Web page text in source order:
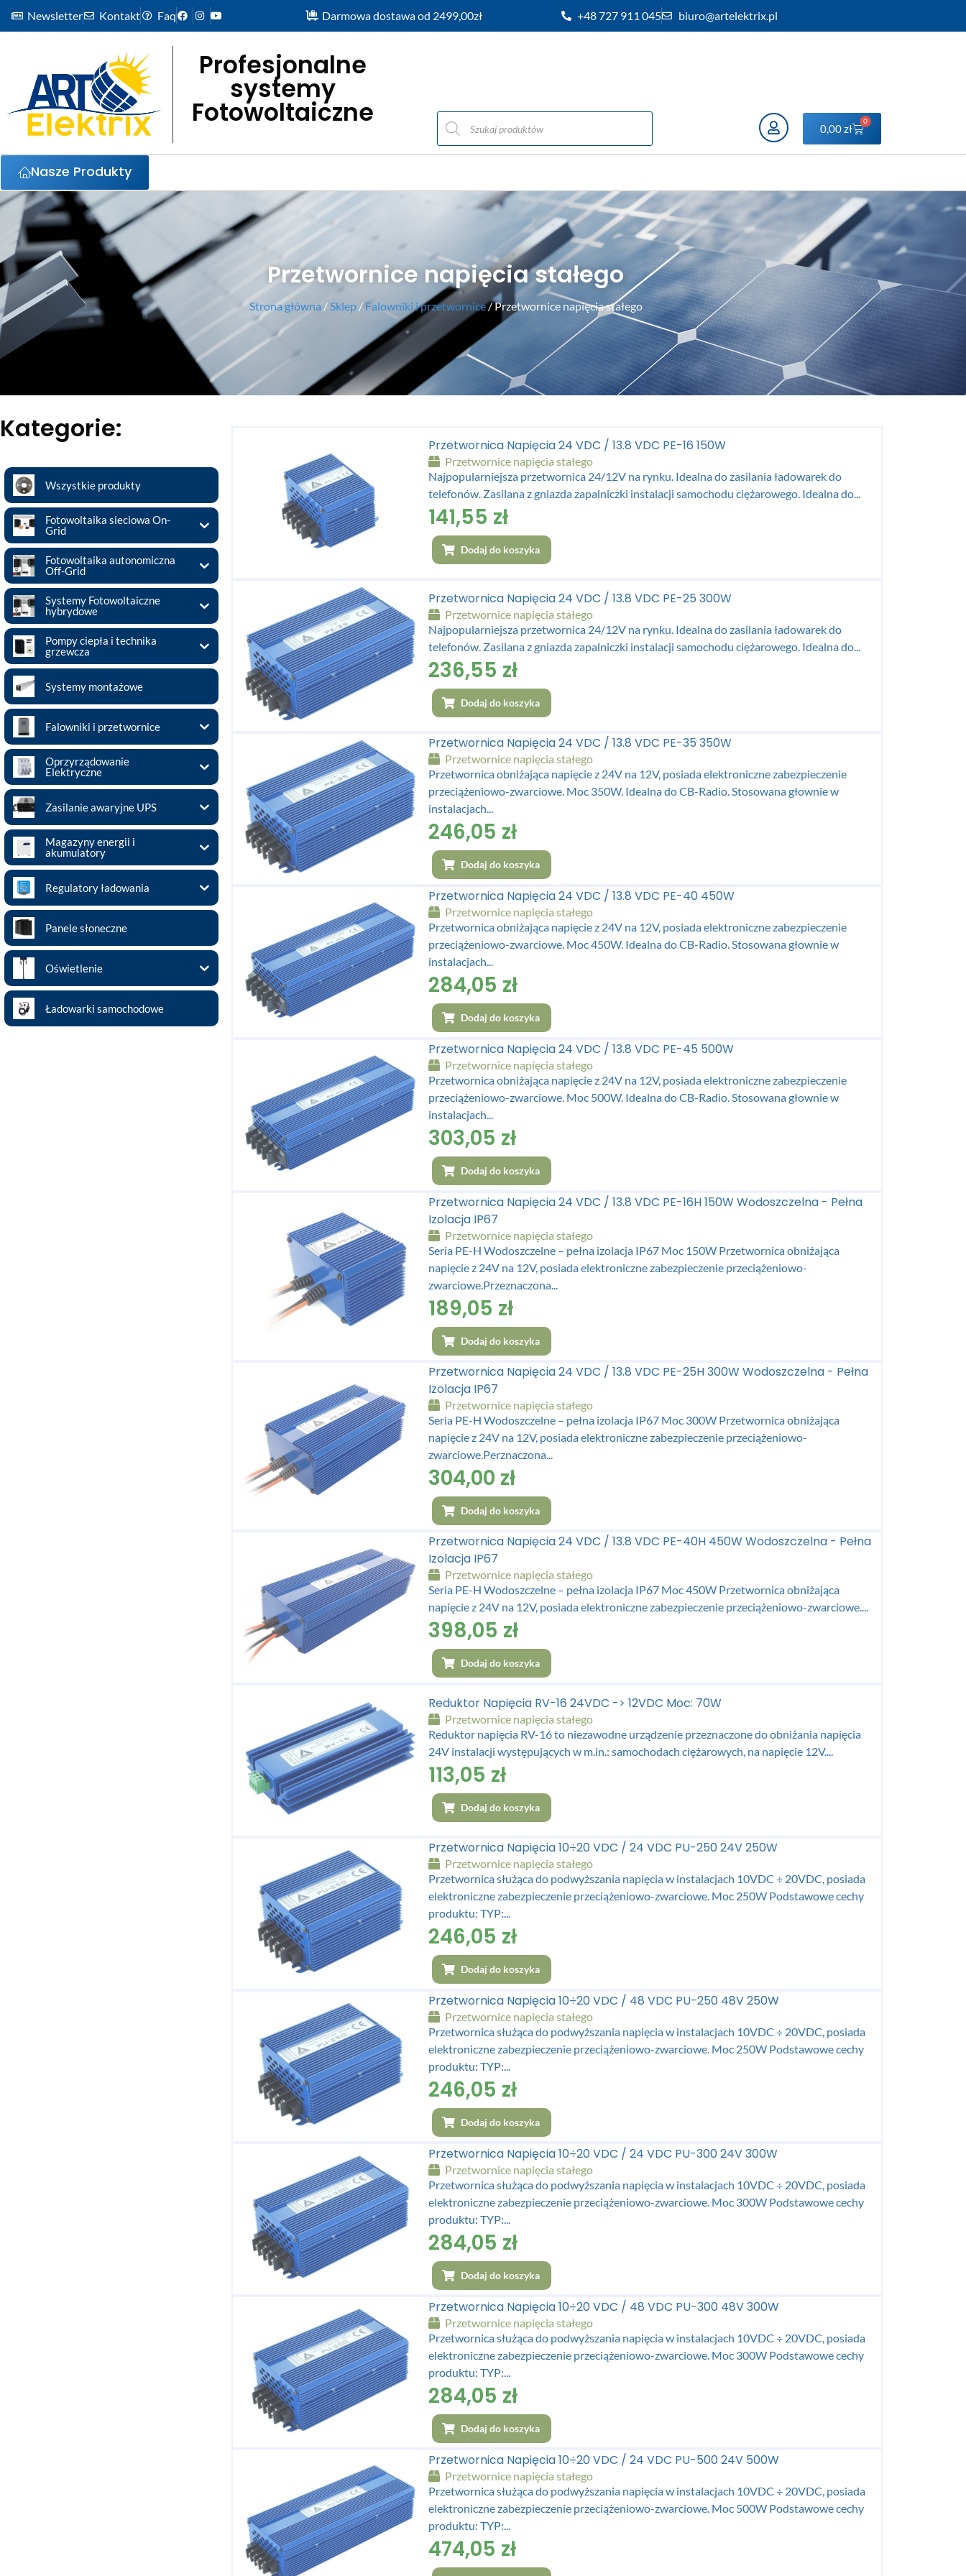
Newsletter Kontakt Faq Darmowa dostawa od 2499,00zł +48 727 911 045 biuro@artelektrix.pl
Profesjonalne
systemy
Fotowoltaiczne 0,00zł
0
Nasze Produkty
Przetwornice napięcia stałego
Strona główna/Sklep/ Falowniki i przetwornice/ Przetwornice napięcia stałego
Kategorie:
Wszystkie produkty
Fotowoltaika sieciowa On-
Grid
Fotowoltaika autonomiczna
Off-Grid
Systemy Fotowoltaiczne
hybrydowe
Pompy ciepła i technika
grzewcza
Systemy montażowe
Falowniki i przetwornice
Oprzyrządowanie
Elektryczne
Zasilanie awaryjne UPS
Magazyny energii i
akumulatory
Regulatory ładowania
Panele słoneczne
Oświetlenie
Ładowarki samochodowe
Przetwornica Napięcia 24 VDC / 13.8 VDC PE-16 150W
Przetwornice napięcia stałego
Najpopularniejsza przetwornica 24/12V na rynku. Idealna do zasilania ładowarek do
telefonów. Zasilana z gniazda zapalniczki instalacji samochodu ciężarowego. Idealna do...
141,55 zł
Dodaj do koszyka
Przetwornica Napięcia 24 VDC / 13.8 VDC PE-25 300W
Przetwornice napięcia stałego
Najpopularniejsza przetwornica 24/12V na rynku. Idealna do zasilania ładowarek do
telefonów. Zasilana z gniazda zapalniczki instalacji samochodu ciężarowego. Idealna do...
236,55 zł
Dodaj do koszyka
Przetwornica Napięcia 24 VDC / 13.8 VDC PE-35 350W
Przetwornice napięcia stałego
Przetwornica obniżająca napięcie z 24V na 12V, posiada elektroniczne zabezpieczenie
przeciążeniowo-zwarciowe. Moc 350W. Idealna do CB-Radio. Stosowana głownie w
instalacjach...
246,05 zł
Dodaj do koszyka
Przetwornica Napięcia 24 VDC / 13.8 VDC PE-40 450W
Przetwornice napięcia stałego
Przetwornica obniżająca napięcie z 24V na 12V, posiada elektroniczne zabezpieczenie
przeciążeniowo-zwarciowe. Moc 450W. Idealna do CB-Radio. Stosowana głownie w
instalacjach...
284,05 zł
Dodaj do koszyka
Przetwornica Napięcia 24 VDC / 13.8 VDC PE-45 500W
Przetwornice napięcia stałego
Przetwornica obniżająca napięcie z 24V na 12V, posiada elektroniczne zabezpieczenie
przeciążeniowo-zwarciowe. Moc 500W. Idealna do CB-Radio. Stosowana głownie w
instalacjach...
303,05 zł
Dodaj do koszyka
Przetwornica Napięcia 24 VDC / 13.8 VDC PE-16H 150W Wodoszczelna - Pełna
Izolacja IP67
Przetwornice napięcia stałego
Seria PE-H Wodoszczelne – pełna izolacja IP67 Moc 150W Przetwornica obniżająca
napięcie z 24V na 12V, posiada elektroniczne zabezpieczenie przeciążeniowo-
zwarciowe.Przeznaczona...
189,05 zł
Dodaj do koszyka
Przetwornica Napięcia 24 VDC / 13.8 VDC PE-25H 300W Wodoszczelna - Pełna
Izolacja IP67
Przetwornice napięcia stałego
Seria PE-H Wodoszczelne – pełna izolacja IP67 Moc 300W Przetwornica obniżająca
napięcie z 24V na 12V, posiada elektroniczne zabezpieczenie przeciążeniowo-
zwarciowe.Perznaczona...
304,00 zł
Dodaj do koszyka
Przetwornica Napięcia 24 VDC / 13.8 VDC PE-40H 450W Wodoszczelna - Pełna
Izolacja IP67
Przetwornice napięcia stałego
Seria PE-H Wodoszczelne – pełna izolacja IP67 Moc 450W Przetwornica obniżająca
napięcie z 24V na 12V, posiada elektroniczne zabezpieczenie przeciążeniowo-zwarciowe....
398,05 zł
Dodaj do koszyka
Reduktor Napięcia RV-16 24VDC -> 12VDC Moc: 70W
Przetwornice napięcia stałego
Reduktor napięcia RV-16 to niezawodne urządzenie przeznaczone do obniżania napięcia
24V instalacji występujących w m.in.: samochodach ciężarowych, na napięcie 12V....
113,05 zł
Dodaj do koszyka
Przetwornica Napięcia 10÷20 VDC / 24 VDC PU-250 24V 250W
Przetwornice napięcia stałego
Przetwornica służąca do podwyższania napięcia w instalacjach 10VDC ÷ 20VDC, posiada
elektroniczne zabezpieczenie przeciążeniowo-zwarciowe. Moc 250W Podstawowe cechy
produktu: TYP:...
246,05 zł
Dodaj do koszyka
Przetwornica Napięcia 10÷20 VDC / 48 VDC PU-250 48V 250W
Przetwornice napięcia stałego
Przetwornica służąca do podwyższania napięcia w instalacjach 10VDC ÷ 20VDC, posiada
elektroniczne zabezpieczenie przeciążeniowo-zwarciowe. Moc 250W Podstawowe cechy
produktu: TYP:...
246,05 zł
Dodaj do koszyka
Przetwornica Napięcia 10÷20 VDC / 24 VDC PU-300 24V 300W
Przetwornice napięcia stałego
Przetwornica służąca do podwyższania napięcia w instalacjach 10VDC ÷ 20VDC, posiada
elektroniczne zabezpieczenie przeciążeniowo-zwarciowe. Moc 300W Podstawowe cechy
produktu: TYP:...
284,05 zł
Dodaj do koszyka
Przetwornica Napięcia 10÷20 VDC / 48 VDC PU-300 48V 300W
Przetwornice napięcia stałego
Przetwornica służąca do podwyższania napięcia w instalacjach 10VDC ÷ 20VDC, posiada
elektroniczne zabezpieczenie przeciążeniowo-zwarciowe. Moc 300W Podstawowe cechy
produktu: TYP:...
284,05 zł
Dodaj do koszyka
Przetwornica Napięcia 10÷20 VDC / 24 VDC PU-500 24V 500W
Przetwornice napięcia stałego
Przetwornica służąca do podwyższania napięcia w instalacjach 10VDC ÷ 20VDC, posiada
elektroniczne zabezpieczenie przeciążeniowo-zwarciowe. Moc 500W Podstawowe cechy
produktu: TYP:...
474,05 zł